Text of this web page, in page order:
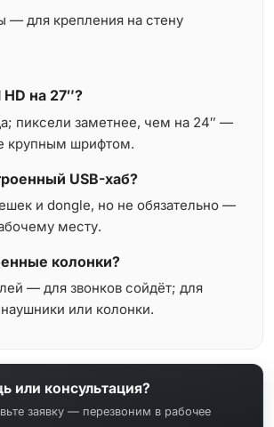
— для крепления на стену
на 27″?
пиксели заметнее, чем на 24″ —
крупным шрифтом.
USB-хаб?
и dongle, но не обязательно —
месту.
колонки?
— для звонков сойдёт; для
или колонки.
или консультация?
заявку — перезвоним в рабочее